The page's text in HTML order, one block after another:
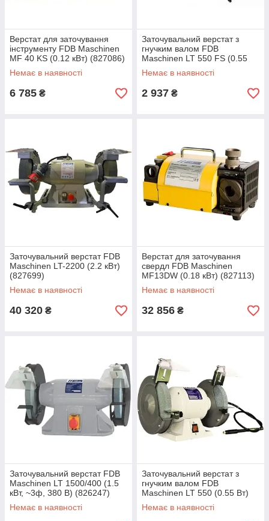
Верстат для заточування
інструменту FDB Maschinen
MF 40 KS (0.12 кВт) (827086)
Немає в наявності
6 785 ₴
Заточувальний верстат з
гнучким валом FDB
Maschinen LT 550 FS (0.55
кВт) (827069)
Немає в наявності
2 937 ₴
Заточувальний верстат FDB
Maschinen LT-2200 (2.2 кВт)
(827699)
Немає в наявності
40 320 ₴
Верстат для заточування
свердл FDB Maschinen
MF13DW (0.18 кВт) (827113)
Немає в наявності
32 856 ₴
Заточувальний верстат FDB
Maschinen LT 1500/400 (1.5
кВт, ~3ф, 380 В) (826247)
Немає в наявності
Заточувальний верстат з
гнучким валом FDB
Maschinen LT 550 (0.55 Вт)
(826244)
Немає в наявності